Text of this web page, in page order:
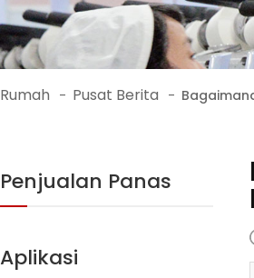
Rumah - Pusat Berita -
Penjualan Panas
Aplikasi